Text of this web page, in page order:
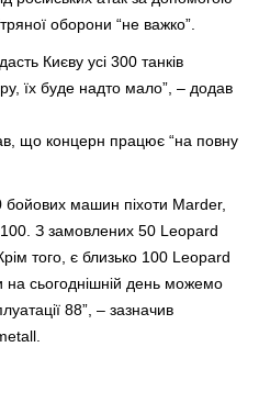
оборони “не важко”.
Києву усі 300 танків
їх буде надто мало”, – додав
що концерн працює “на повну
машин піхоти Marder,
100. З замовлених 50 Leopard
того, є близько 100 Leopard
на сьогоднішній день можемо
88”, – зазначив